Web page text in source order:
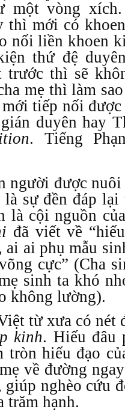
một vòng
thì mới có
nối liền khoen
thứ đệ
trước thì sẽ
mẹ thì làm
mới tiếp nối
duyên hay
. Tiếng
người được
là sự đền đáp
là cội nguồn
đã viết về
ai ai phụ mẫu
cực” (Cha
sinh ta khó
không lường).
từ xưa có nét
kinh. Hiếu đâu
tròn hiếu đạo
về đường
giúp nghèo cứu
trăm hạnh.